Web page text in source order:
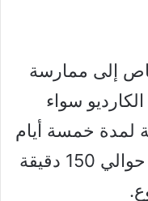
إلى ممارسة
الكارديو سواء
لمدة خمسة أيام
على الأقل كل أسبوع. تقريبا حوالي 150 دقيقة